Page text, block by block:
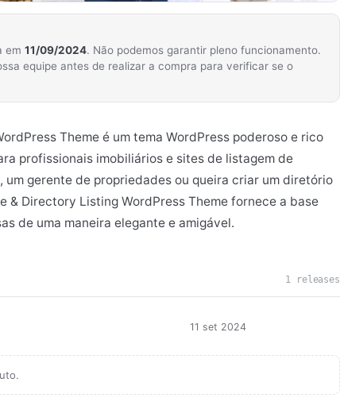
em 11/09/2024. Não podemos garantir pleno funcionamento.
equipe antes de realizar a compra para verificar se o
Theme é um tema WordPress poderoso e rico
profissionais imobiliários e sites de listagem de
gerente de propriedades ou queira criar um diretório
& Directory Listing WordPress Theme fornece a base
de uma maneira elegante e amigável.
1 releases
11 set 2024